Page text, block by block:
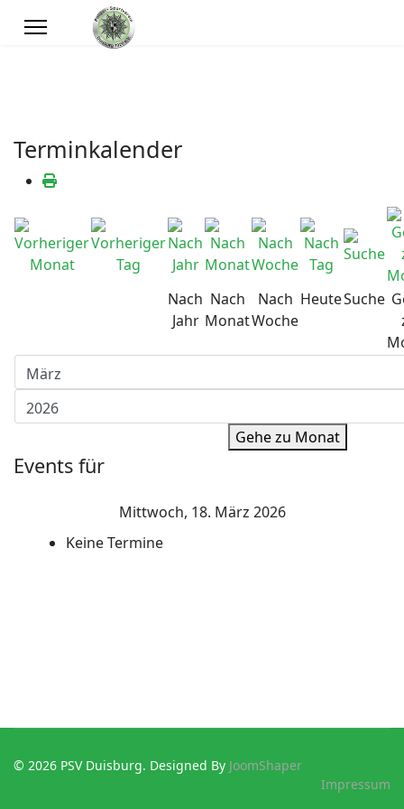
Terminkalender
Nach
Jahr
Nach
Monat
Nach
Woche
HeuteSuche
Gehe zu Monat
Events für
Mittwoch, 18. März 2026
Keine Termine
© 2026 PSV Duisburg. Designed By JoomShaper
Impressum